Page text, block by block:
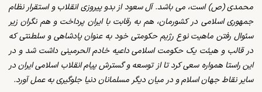
محمدی (ص) است، می باشد. آل سعود از بدو پیروزی انقلاب و استقرار نظام
جمهوری اسلامی در کشورمان، هم به رقابت با ایران پرداخت و هم نگران زیر
سئوال رفتن ماهیت نوع رژیم حکومتی خود به عنوان پادشاهی و سلطنتی که
در قالب و هیئت یک حکومت اسلامی داعیه خادم الحرمینی داشت شد و در
این راستا همواره سعی کرد تا از توسعه و گسترش پیام انقلاب اسلامی ایران در
سایر نقاط جهان اسلام و در میان دیگر مسلمانان دنیا جلوگیری به عمل آورد.